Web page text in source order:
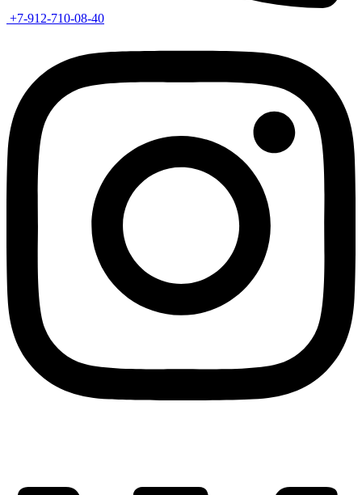
+7-912-710-08-40